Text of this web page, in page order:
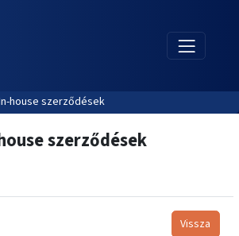
house szerződések
szerződések
Vissza